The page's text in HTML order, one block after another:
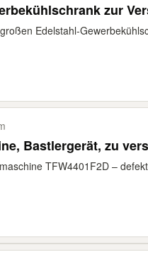
zur
Edelstahl-
Bastlergerät, zu
TFW4401F2D –